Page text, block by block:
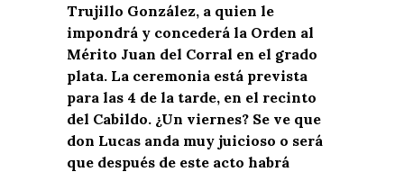
Trujillo González, a quien le
impondrá y concederá la Orden al
Mérito Juan del Corral en el grado
plata. La ceremonia está prevista
para las 4 de la tarde, en el recinto
del Cabildo. ¿Un viernes? Se ve que
don Lucas anda muy juicioso o será
que después de este acto habrá